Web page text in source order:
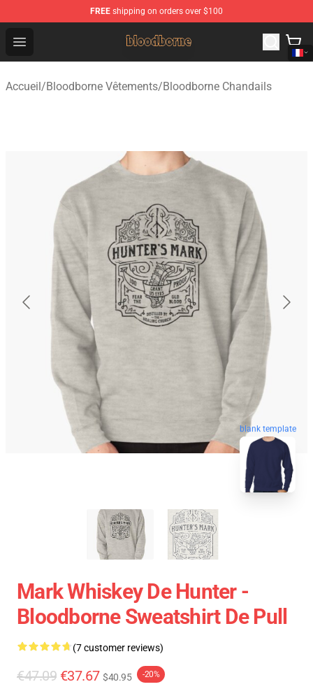
FREE shipping on orders over $100
Open menu
Bloodborne Shop - Official Bloodborne Merchandise
Accueil/Bloodborne Vêtements/Bloodborne Chandails
blank template
Mark Whiskey De Hunter -
Bloodborne Sweatshirt De Pull
(7 customer reviews)
€47.09 €37.67 $40.95 -20%